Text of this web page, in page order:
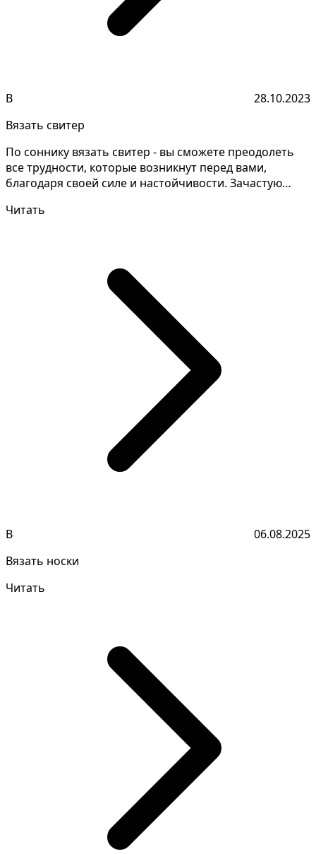
В
28.10.2023
Вязать свитер
По соннику вязать свитер - вы сможете преодолеть
все трудности, которые возникнут перед вами,
благодаря своей силе и настойчивости. Зачастую
Читать
В
06.08.2025
Вязать носки
Читать